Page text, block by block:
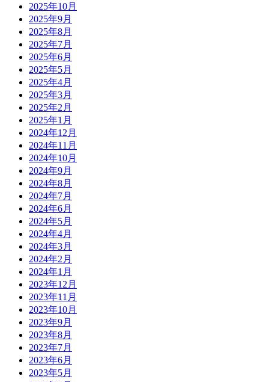
2025年10月
2025年9月
2025年8月
2025年7月
2025年6月
2025年5月
2025年4月
2025年3月
2025年2月
2025年1月
2024年12月
2024年11月
2024年10月
2024年9月
2024年8月
2024年7月
2024年6月
2024年5月
2024年4月
2024年3月
2024年2月
2024年1月
2023年12月
2023年11月
2023年10月
2023年9月
2023年8月
2023年7月
2023年6月
2023年5月